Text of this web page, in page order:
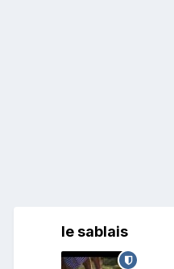
le sablais